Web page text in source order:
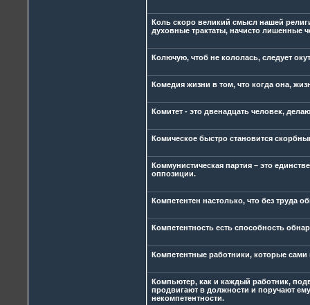
Коль скоро великий смысл нашей
духовные трактаты, начисто лишенные
Колючую, чтоб не кололась, следует
Комедия жизни в том, что когда она,
Комитет - это двенадцать человек,
Комическое быстро становится
Коммунистическая партия – это
оппозиции.
Компетентен настолько, что без труда
Компетентность есть способность
Компетентные работники, которые сами
Компьютер, как и каждый работник,
продвигают в должности и поручают
некомпетентности.